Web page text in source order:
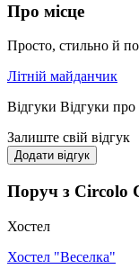
Про місце
Просто, стильно й
Літній майданчик
Відгуки Відгуки про
Залиште свій відгук
Додати відгук
Поруч з Circolo
Хостел
Хостел "Веселка"